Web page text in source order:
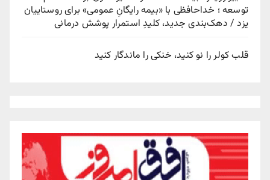
توسعه ؛ خداحافظی با «بیمه رایگانِ عمومی» برای روستاییان
یزد / دهک‌بندی جدید، کلیدِ استمرار پوشش درمانی
قلب کولر را نو کنید، خنکی را ماندگار کنید